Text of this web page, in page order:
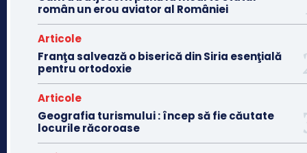
român un erou aviator al României
Articole
Franţa salvează o biserică din Siria esenţială
pentru ortodoxie
Articole
Geografia turismului : încep să fie căutate
locurile răcoroase